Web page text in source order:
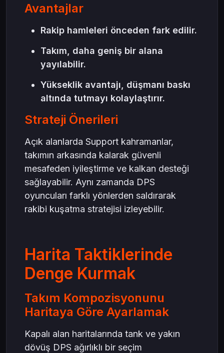
Avantajlar
Rakip hamleleri önceden fark edilir.
Takım, daha geniş bir alana
yayılabilir.
Yükseklik avantajı, düşmanı baskı
altında tutmayı kolaylaştırır.
Strateji Önerileri
Açık alanlarda Support kahramanlar,
takımın arkasında kalarak güvenli
mesafeden iyileştirme ve kalkan desteği
sağlayabilir. Aynı zamanda DPS
oyuncuları farklı yönlerden saldırarak
rakibi kuşatma stratejisi izleyebilir.
Harita Taktiklerinde
Denge Kurmak
Takım Kompozisyonunu
Haritaya Göre Ayarlamak
Kapalı alan haritalarında tank ve yakın
dövüş DPS ağırlıklı bir seçim